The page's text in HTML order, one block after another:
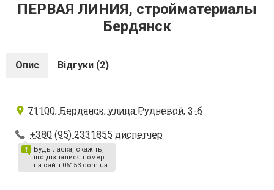
ПЕРВАЯ ЛИНИЯ, стройматериалы
Бердянск
Опис Відгуки (2)
71100, Бердянск, улица Рудневой, 3-б
+380 (95) 2331855 диспетчер
Будь ласка, скажіть,
що дізналися номер
на сайті 06153.com.ua